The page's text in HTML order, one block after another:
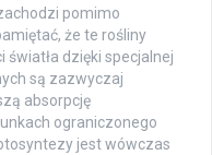
pomimo
że te rośliny
dzięki specjalnej
są zazwyczaj
absorpcję
ograniczonego
jest wówczas